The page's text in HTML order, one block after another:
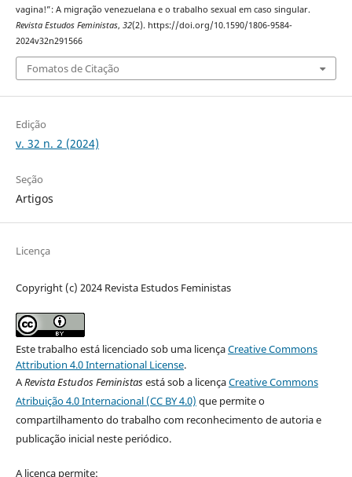
vagina!”: A migração venezuelana e o trabalho sexual em caso singular.
Revista Estudos Feministas, 32(2). https://doi.org/10.1590/1806-9584-
2024v32n291566
Fomatos de Citação
Edição
v. 32 n. 2 (2024)
Seção
Artigos
Licença
Copyright (c) 2024 Revista Estudos Feministas
Este trabalho está licenciado sob uma licençaCreative Commons
Attribution 4.0 International License.
ARevista Estudos Feministasestá sob a licençaCreative Commons
Atribuição 4.0 Internacional (CC BY 4.0) que permite o
compartilhamento do trabalho com reconhecimento de autoria e
publicação inicial neste periódico.
A licença permite: